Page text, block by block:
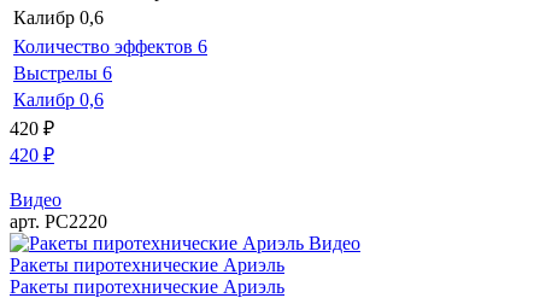
Калибр 0,6
Количество эффектов 6
Выстрелы 6
Калибр 0,6
420 ₽
420 ₽
Видео
арт. РС2220
Видео
Ракеты пиротехнические Ариэль
Ракеты пиротехнические Ариэль